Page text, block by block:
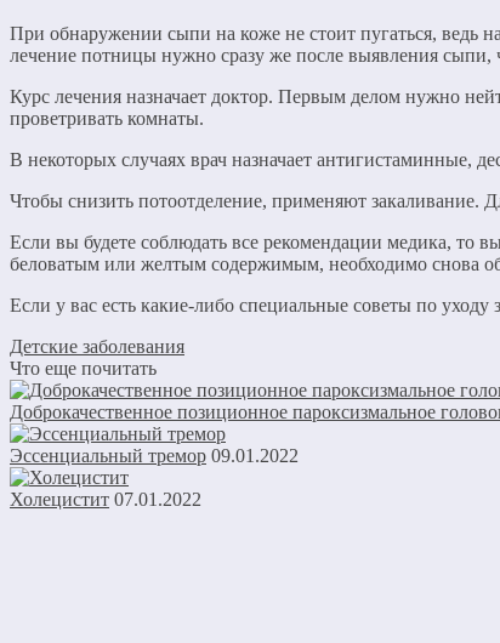
При обнаружении сыпи на коже не стоит пугаться, ведь
лечение потницы нужно сразу же после выявления сыпи,
Курс лечения назначает доктор. Первым делом нужно
проветривать комнаты.
В некоторых случаях врач назначает антигистаминные,
Чтобы снизить потоотделение, применяют
Если вы будете соблюдать все рекомендации медика, то
беловатым или желтым содержимым, необходимо снова
Если у вас есть какие-либо специальные советы по
Детские заболевания
Что еще почитать
Доброкачественное позиционное пароксизмальное
Эссенциальный тремор 09.01.2022
Холецистит 07.01.2022